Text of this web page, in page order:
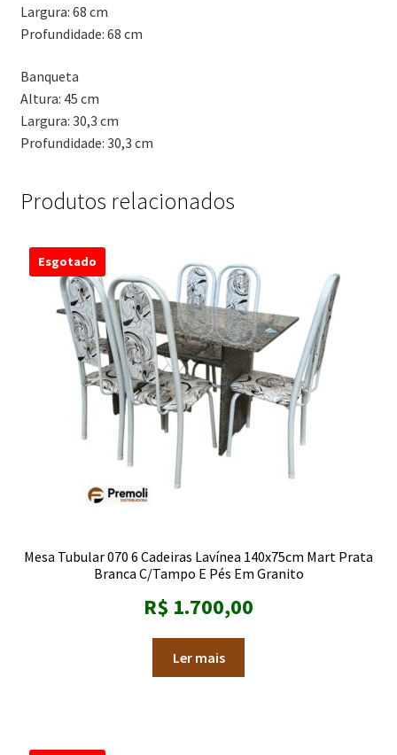
Largura: 68 cm
Profundidade: 68 cm
Banqueta
Altura: 45 cm
Largura: 30,3 cm
Profundidade: 30,3 cm
Produtos relacionados
Esgotado
Mesa Tubular 070 6 Cadeiras Lavínea 140x75cm Mart Prata
Branca C/Tampo E Pés Em Granito
R$ 1.700,00
Ler mais